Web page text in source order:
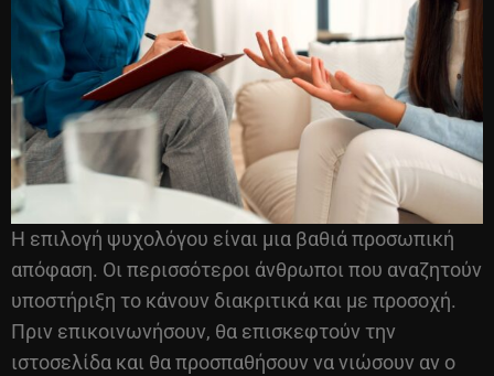
Η επιλογή ψυχολόγου είναι μια βαθιά προσωπική
απόφαση. Οι περισσότεροι άνθρωποι που αναζητούν
υποστήριξη το κάνουν διακριτικά και με προσοχή.
Πριν επικοινωνήσουν, θα επισκεφτούν την
ιστοσελίδα και θα προσπαθήσουν να νιώσουν αν ο